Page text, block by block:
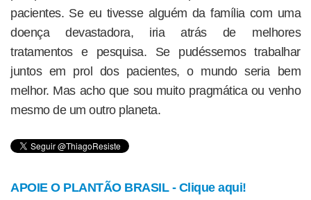
pacientes. Se eu tivesse alguém da família com uma
doença devastadora, iria atrás de melhores
tratamentos e pesquisa. Se pudéssemos trabalhar
juntos em prol dos pacientes, o mundo seria bem
melhor. Mas acho que sou muito pragmática ou venho
mesmo de um outro planeta.
APOIE O PLANTÃO BRASIL - Clique aqui!